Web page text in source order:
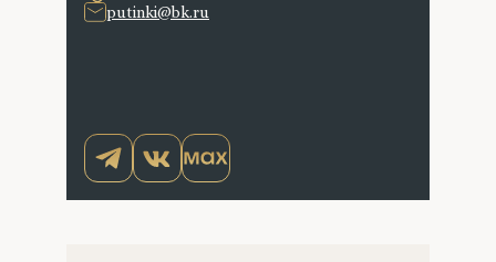
putinki@bk.ru